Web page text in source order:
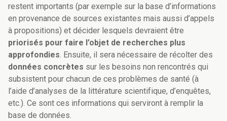
restent importants (par exemple sur la base d’informations
en provenance de sources existantes mais aussi d’appels
à propositions) et décider lesquels devraient être
priorisés pour faire l’objet de recherches plus
approfondies. Ensuite, il sera nécessaire de récolter des
données concrètes sur les besoins non rencontrés qui
subsistent pour chacun de ces problèmes de santé (à
l’aide d’analyses de la littérature scientifique, d’enquêtes,
etc.). Ce sont ces informations qui serviront à remplir la
base de données.